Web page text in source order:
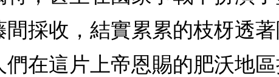
採收，結實累累的枝枒透
在這片上帝恩賜的肥沃地